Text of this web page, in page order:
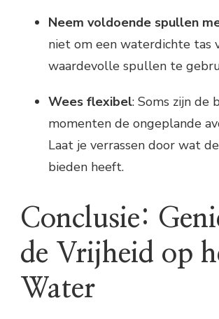
Neem voldoende spullen
niet om een waterdichte tas
waardevolle spullen te
Wees flexibel: Soms zijn de
momenten de ongeplande
Laat je verrassen door wat
bieden heeft.
Conclusie:
de Vrijheid op
Water